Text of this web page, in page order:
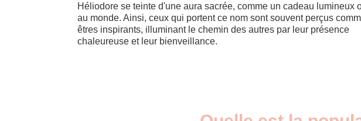
Héliodore se teinte d'une aura sacrée, comme un cadeau lumineux
au monde. Ainsi, ceux qui portent ce nom sont souvent perçus
êtres inspirants, illuminant le chemin des autres par leur présence
chaleureuse et leur bienveillance.